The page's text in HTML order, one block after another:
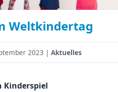
Weltkindertag
2023 | Aktuelles
Kinderspiel